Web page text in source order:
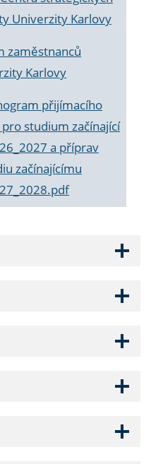
Univerzity Karlovy
zaměstnanců
Karlovy
přijímacího
studium začínající
a příprav
začínajícímu